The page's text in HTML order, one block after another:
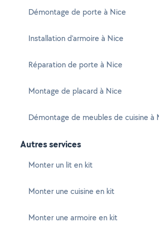
Démontage de porte à Nice
Installation d'armoire à Nice
Réparation de porte à Nice
Montage de placard à Nice
Démontage de meubles de cuisine à
Autres services
Monter un lit en kit
Monter une cuisine en kit
Monter une armoire en kit